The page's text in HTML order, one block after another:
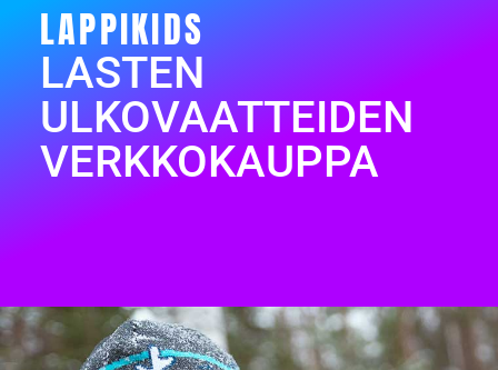
LAPPIKIDS
LASTEN
ULKOVAATTEIDEN
VERKKOKAUPPA